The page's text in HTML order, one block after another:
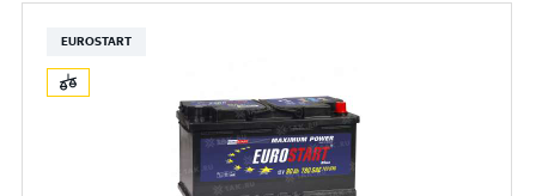
EUROSTART